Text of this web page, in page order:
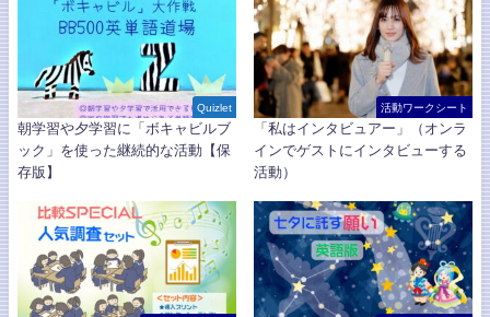
Quizlet
朝学習や夕学習に「ボキャビルブ
ック」を使った継続的な活動【保
存版】
活動ワークシート
「私はインタビュアー」（オンラ
インでゲストにインタビューする
活動）